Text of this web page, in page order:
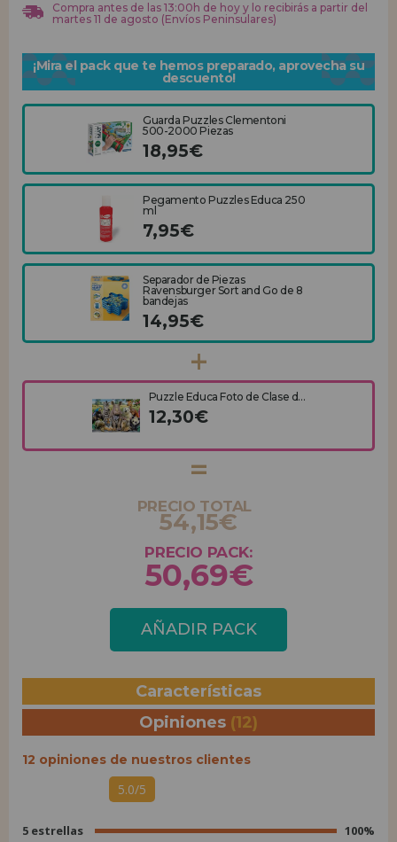
Compra antes de las 13:00h de hoy y lo recibirás a partir del
martes 11 de agosto (Envíos Peninsulares)
¡Mira el pack que te hemos preparado, aprovecha su
descuento!
Guarda Puzzles Clementoni
500-2000 Piezas
18,95€
Pegamento Puzzles Educa 250
ml
7,95€
Separador de Piezas
Ravensburger Sort and Go de 8
bandejas
14,95€
Puzzle Educa Foto de Clase d...
12,30€
PRECIO TOTAL
54,15€
PRECIO PACK:
50,69€
AÑADIR PACK
Características
Opiniones (12)
12 opiniones de nuestros clientes
5.0/5
5 estrellas
100%